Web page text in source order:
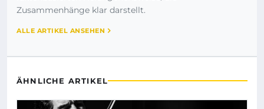
Zusammenhänge klar darstellt.
ALLE ARTIKEL ANSEHEN
ÄHNLICHE ARTIKEL